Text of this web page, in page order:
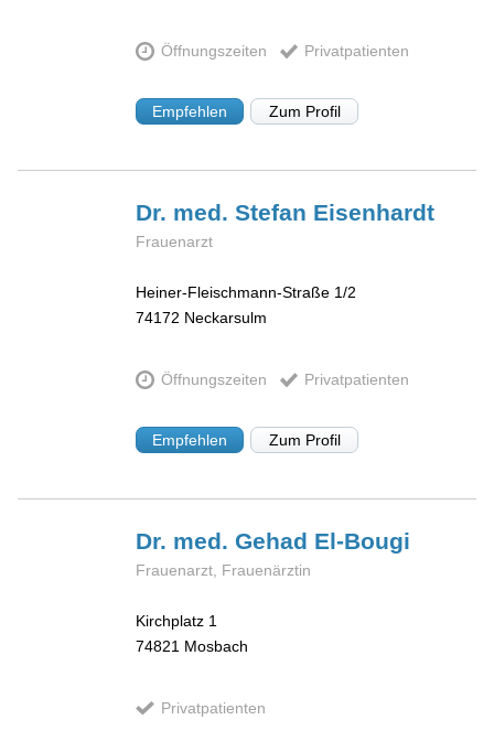
Öffnungszeiten Privatpatienten
Empfehlen Zum Profil
Dr. med. Stefan Eisenhardt
Frauenarzt
Heiner-Fleischmann-Straße 1/2
74172 Neckarsulm
Öffnungszeiten Privatpatienten
Empfehlen Zum Profil
Dr. med. Gehad El-Bougi
Frauenarzt, Frauenärztin
Kirchplatz 1
74821 Mosbach
Privatpatienten